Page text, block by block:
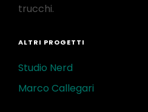
trucchi.
ALTRI PROGETTI
Studio Nerd
Marco Callegari